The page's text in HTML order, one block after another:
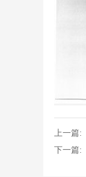
上一篇:
下一篇: